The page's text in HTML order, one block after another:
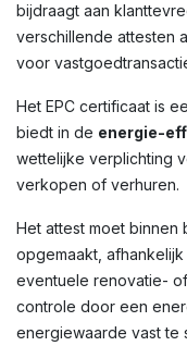
bijdraagt aan
verschillende attesten
voor
Het EPC certificaat is
biedt in de energie-
wettelijke verplichting
verkopen of verhuren.
Het attest moet binnen
opgemaakt,
eventuele renovatie-
controle door een
energiewaarde vast te